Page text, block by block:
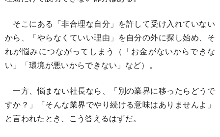
そこにある「非合理な自分」を許して受け入れていない
から、「やらなくていい理由」を自分の外に探し始め、そ
れが悩みにつながってしまう（「お金がないからできな
い」「環境が悪いからできない」など）。
一方、悩まない社長なら、「別の業界に移ったらどうで
すか？」「そんな業界でやり続ける意味はありませんよ」
と言われたとき、こう答えるはずだ。